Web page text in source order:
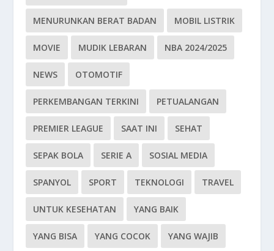
MENURUNKAN BERAT BADAN MOBIL LISTRIK
MOVIE MUDIK LEBARAN NBA 2024/2025
NEWS OTOMOTIF
PERKEMBANGAN TERKINI PETUALANGAN
PREMIER LEAGUE SAAT INI SEHAT
SEPAK BOLA SERIE A SOSIAL MEDIA
SPANYOL SPORT TEKNOLOGI TRAVEL
UNTUK KESEHATAN YANG BAIK
YANG BISA YANG COCOK YANG WAJIB